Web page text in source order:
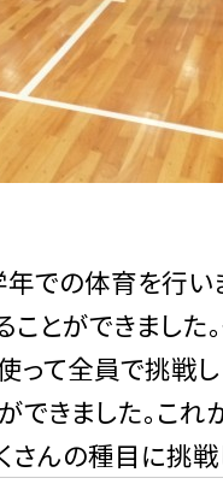
での体育を行い
ことができまし
って全員で挑戦
できました。こ
んの種目に挑戦